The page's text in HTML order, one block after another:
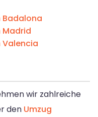
Badalona
Madrid
Valencia
wir zahlreiche
den Umzug